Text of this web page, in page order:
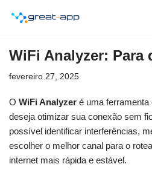
o
conteúdo
WiFi Analyzer: Para
fevereiro 27, 2025
O WiFi Analyzer é uma ferramenta
deseja otimizar sua conexão sem
possível identificar interferências,
escolher o melhor canal para o
internet mais rápida e estável.